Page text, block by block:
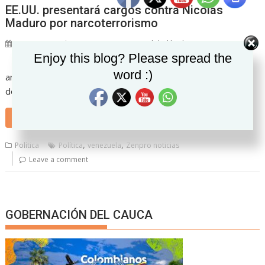
EE.UU. presentará cargos contra Nicolás
Maduro por narcoterrorismo
Zenpro Noticias "La realidad hecha noticia"
Gobierno de EE.UU.
anunciará este jueves cargos criminales contra el presidente
de Venezuela, Nicolás Maduro,
Política Política,venezuela, Zenpro noticias
Leave a comment
GOBERNACIÓN DEL CAUCA
Enjoy this blog? Please spread the
word :)
Set Youtube Channel ID